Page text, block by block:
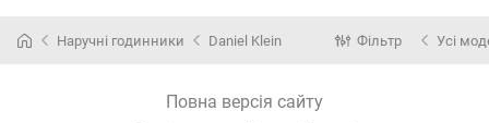
Наручні годинники Daniel Klein Фільтр Усі
Повна версія сайту